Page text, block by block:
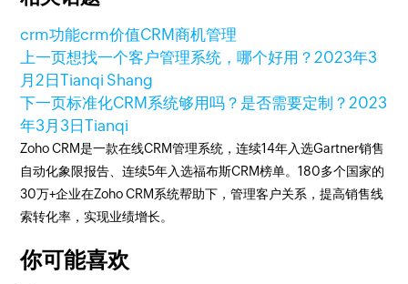
crm功能crm价值CRM商机管理
上一页想找一个客户管理系统，哪个好用？2023年3
月2日Tianqi Shang
下一页标准化CRM系统够用吗？是否需要定制？2023
年3月3日Tianqi
Zoho CRM是一款在线CRM管理系统，连续14年入选Gartner销售
自动化象限报告、连续5年入选福布斯CRM榜单。180多个国家的
30万+企业在Zoho CRM系统帮助下，管理客户关系，提高销售线
索转化率，实现业绩增长。
你可能喜欢